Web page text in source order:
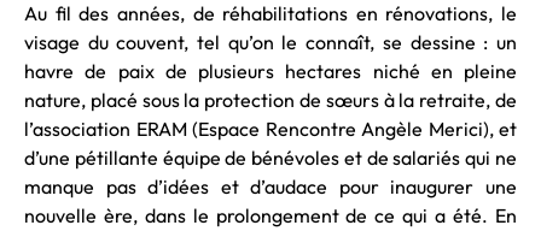
Au fil des années, de réhabilitations en rénovations, le
visage du couvent, tel qu’on le connaît, se dessine : un
havre de paix de plusieurs hectares niché en pleine
nature, placé sous la protection de sœurs à la retraite, de
l’association ERAM (Espace Rencontre Angèle Merici), et
d’une pétillante équipe de bénévoles et de salariés qui ne
manque pas d’idées et d’audace pour inaugurer une
nouvelle ère, dans le prolongement de ce qui a été. En